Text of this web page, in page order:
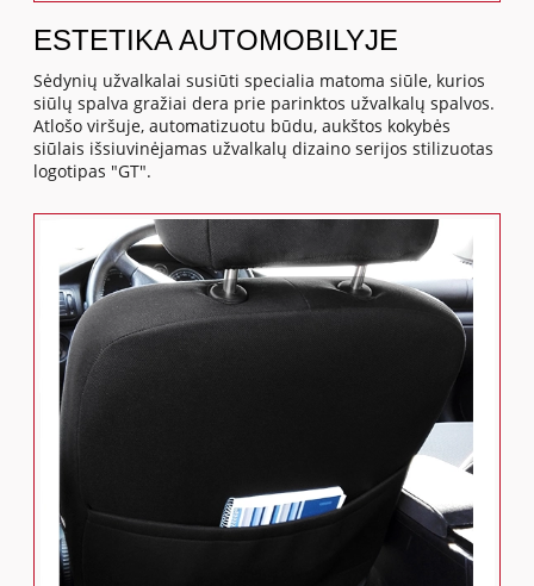
ESTETIKA AUTOMOBILYJE
Sėdynių užvalkalai susiūti specialia matoma siūle, kurios
siūlų spalva gražiai dera prie parinktos užvalkalų spalvos.
Atlošo viršuje, automatizuotu būdu, aukštos kokybės
siūlais išsiuvinėjamas užvalkalų dizaino serijos stilizuotas
logotipas "GT".